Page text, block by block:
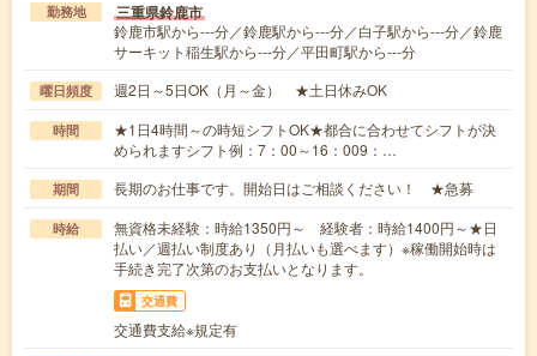
勤務地 三重県鈴鹿市
鈴鹿市駅から---分／鈴鹿駅から---分／白子駅から---分／鈴鹿
サーキット稲生駅から---分／平田町駅から---分
曜日頻度 週2日～5日OK（月～金） ★土日休みOK
時間
★1日4時間～の時短シフトOK★都合に合わせてシフトが決
められますシフト例：7：00～16：009：…
期間 長期のお仕事です。開始日はご相談ください！ ★急募
時給
無資格未経験：時給1350円～ 経験者：時給1400円～★日
払い／週払い制度あり（月払いも選べます）※稼働開始時は
手続き完了次第のお支払いとなります。
交通費
交通費支給※規定有